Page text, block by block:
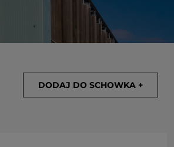
DODAJ DO SCHOWKA +